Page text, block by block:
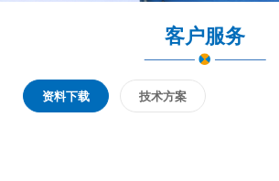
客户服务
资料下载 技术方案